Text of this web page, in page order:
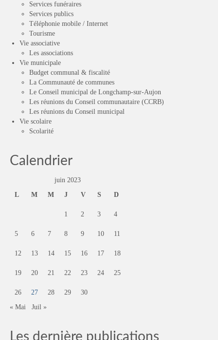
Services funéraires
Services publics
Téléphonie mobile / Internet
Tourisme
Vie associative
Les associations
Vie municipale
Budget communal & fiscalité
La Communauté de communes
Le Conseil municipal de Longchamp-sur-Aujon
Les réunions du Conseil communautaire (CCRB)
Les réunions du Conseil municipal
Vie scolaire
Scolarité
Calendrier
juin 2023
L
M M J V S D
1 2 3 4
5 6 7 8 9 10 11
12 13 14 15 16 17 18
19 20 21 22 23 24 25
26 27 28 29
30
« Mai
Juil »
Les dernière publications